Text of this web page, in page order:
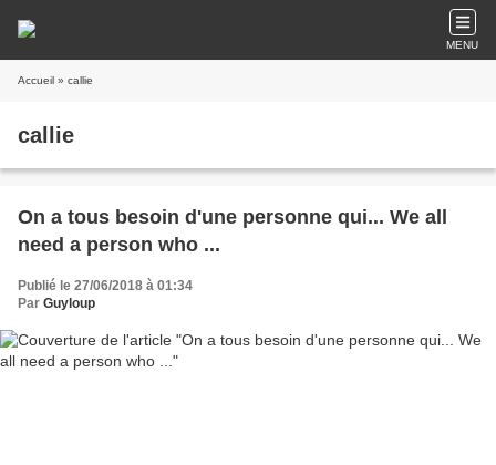
MENU
Accueil » callie
callie
On a tous besoin d'une personne qui... We all
need a person who ...
Publié le 27/06/2018 à 01:34
Par Guyloup